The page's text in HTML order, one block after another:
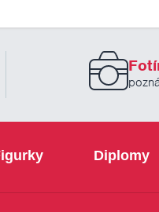
Diplomy